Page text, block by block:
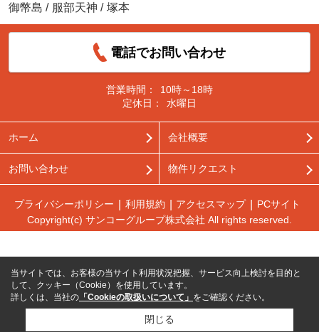
御幣島 / 服部天神 / 塚本
電話でお問い合わせ
営業時間：
10時～18時
定休日：
水曜日
ホーム 会社概要
お問い合わせ 物件リクエスト
プライバシーポリシー 利用規約 アクセスマップ
PCサイト
Copyright(c) サンコーグループ株式会社 All rights reserved.
当サイトでは、お客様の当サイト利用状況把握、サービス向上検討を目的と
して、クッキー（Cookie）を使用しています。
詳しくは、当社の 「Cookieの取扱いについて」 をご確認ください。
閉じる